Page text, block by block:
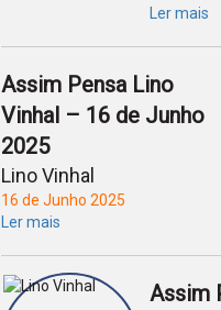
Ler mais
Assim Pensa Lino
Vinhal – 16 de Junho
2025
Lino Vinhal
16 de Junho 2025
Ler mais
Assim